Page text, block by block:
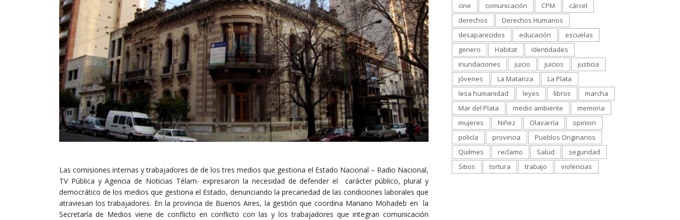
Las comisiones internas y trabajadores de de los tres medios que gestiona el Estado Nacional – Radio Nacional,
TV Pública y Agencia de Noticias Télam- expresaron la necesidad de defender el carácter público, plural y
democrático de los medios que gestiona el Estado, denunciando la precariedad de las condiciones laborales que
atraviesan los trabajadores. En la provincia de Buenos Aires, la gestión que coordina Mariano Mohadeb en la
Secretaría de Medios viene de conflicto en conflicto con las y los trabajadores que integran comunicación
cine
comunicación CPM
cárcel
derechos
Derechos Humanos
desaparecidos
educación
escuelas
genero
Habitat
identidades
inundaciones
juicio juicios
justicia
jóvenes
La Matanza
La Plata
lesa humanidad
leyes libros
marcha
Mar del Plata
medio ambiente
memoria
mujeres
Niñez Olavarría
opinion
policía
provincia
Pueblos Originarios
Quilmes
reclamo Salud
seguridad
Sitios
tortura trabajo violencias